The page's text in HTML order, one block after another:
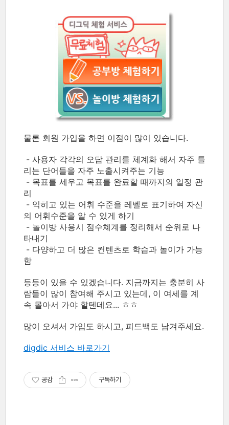
물론 회원 가입을 하면 이점이 많이 있습니다.
- 사용자 각각의 오답 관리를 체계화 해서 자주 틀
리는 단어들을 자주 노출시켜주는 기능
- 목표를 세우고 목표를 완료할 때까지의 일정 관
리
- 익히고 있는 어휘 수준을 레벨로 표기하여 자신
의 어휘수준을 알 수 있게 하기
- 놀이방 사용시 점수쳬계를 정리해서 순위로 나
타내기
- 다양하고 더 많은 컨텐츠로 학습과 놀이가 가능
함
등등이 있을 수 있겠습니다. 지금까지는 충분히 사
람들이 많이 참여해 주시고 있는데, 이 여세를 계
속 몰아서 가야 할텐데요... ㅎㅎ
많이 오셔서 가입도 하시고, 피드백도 남겨주세요.
digdic 서비스 바로가기
공감 구독하기